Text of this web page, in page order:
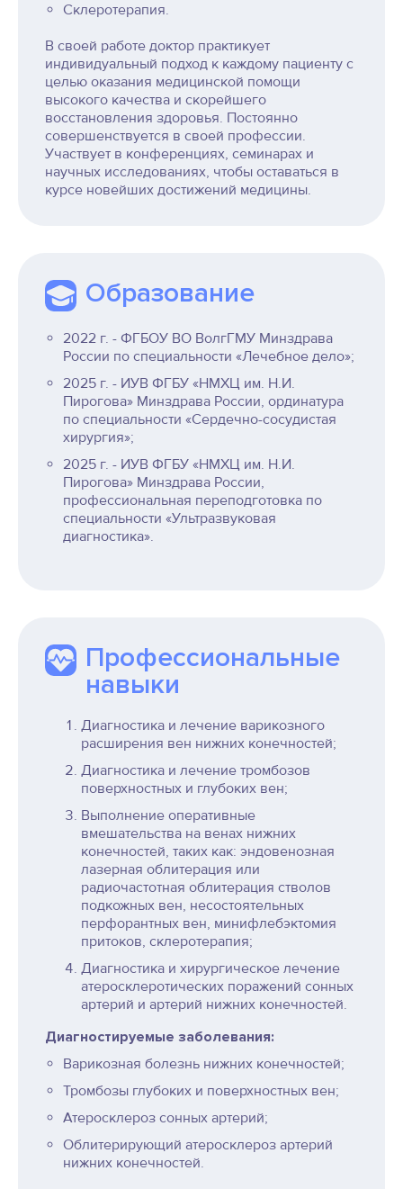
Склеротерапия.
В своей работе доктор практикует
индивидуальный подход к каждому пациенту с
целью оказания медицинской помощи
высокого качества и скорейшего
восстановления здоровья. Постоянно
совершенствуется в своей профессии.
Участвует в конференциях, семинарах и
научных исследованиях, чтобы оставаться в
курсе новейших достижений медицины.
Образование
2022 г. - ФГБОУ ВО ВолгГМУ Минздрава
России по специальности «Лечебное дело»;
2025 г. - ИУВ ФГБУ «НМХЦ им. Н.И.
Пирогова» Минздрава России, ординатура
по специальности «Сердечно-сосудистая
хирургия»;
2025 г. - ИУВ ФГБУ «НМХЦ им. Н.И.
Пирогова» Минздрава России,
профессиональная переподготовка по
специальности «Ультразвуковая
диагностика».
Профессиональные
навыки
Диагностика и лечение варикозного
расширения вен нижних конечностей;
Диагностика и лечение тромбозов
поверхностных и глубоких вен;
Выполнение оперативные
вмешательства на венах нижних
конечностей, таких как: эндовенозная
лазерная облитерация или
радиочастотная облитерация стволов
подкожных вен, несостоятельных
перфорантных вен, минифлебэктомия
притоков, склеротерапия;
Диагностика и хирургическое лечение
атеросклеротических поражений сонных
артерий и артерий нижних конечностей.
Диагностируемые заболевания:
Варикозная болезнь нижних конечностей;
Тромбозы глубоких и поверхностных вен;
Атеросклероз сонных артерий;
Облитерирующий атеросклероз артерий
нижних конечностей.